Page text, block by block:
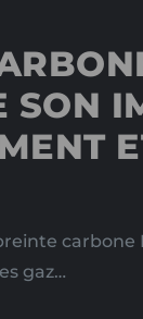
SON
gaz…